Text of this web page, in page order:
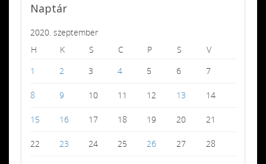
Naptár
2020. szeptember
H
K S C P S
V
1
2 3 4 5 6 7
8 9 10 11 12 13 14
15 16 17 18 19 20 21
22 23 24 25 26 27 28